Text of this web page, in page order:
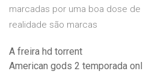
marcadas por uma boa dose
realidade são marcas
A freira hd torrent
American gods 2 temporada